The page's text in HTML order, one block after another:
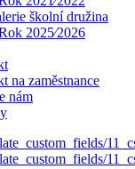
školní družina
2025⁄2026
na zaměstnance
nám